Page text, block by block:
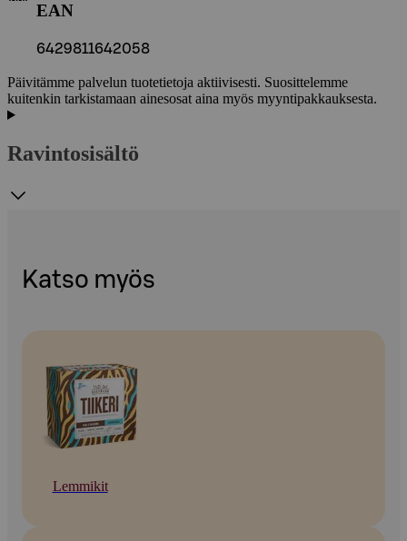
EAN
6429811642058
Päivitämme palvelun tuotetietoja aktiivisesti. Suosittelemme
kuitenkin tarkistamaan ainesosat aina myös myyntipakkauksesta.
Ravintosisältö
Katso myös
Lemmikit